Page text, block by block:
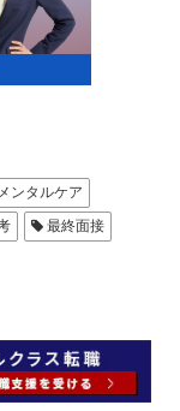
メンタルケア
最終面接